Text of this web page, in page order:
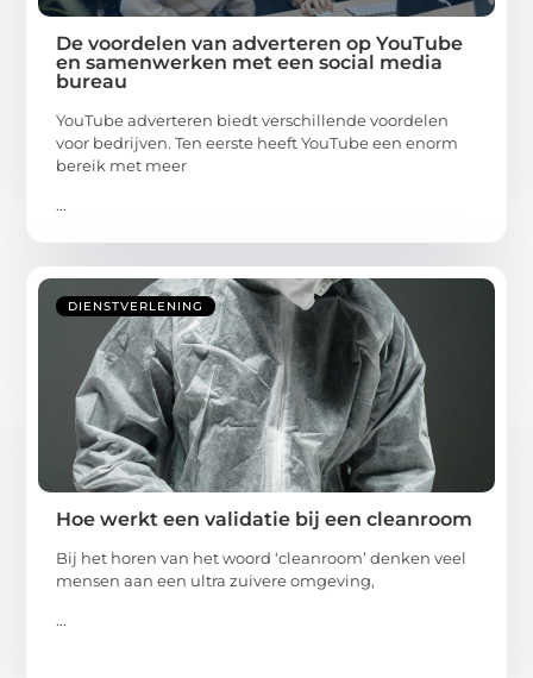
De voordelen van adverteren op YouTube
en samenwerken met een social media
bureau
YouTube adverteren biedt verschillende voordelen
voor bedrijven. Ten eerste heeft YouTube een enorm
bereik met meer
...
DIENSTVERLENING
Hoe werkt een validatie bij een cleanroom
Bij het horen van het woord ‘cleanroom’ denken veel
mensen aan een ultra zuivere omgeving,
...